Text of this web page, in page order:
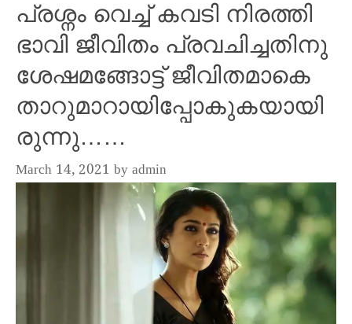
പ്രശ്നം വെച്ച് കവടി നിരത്തി
ഭാവി ജീവിതം പ്രവചിച്ചതിനു
ശേഷമങ്ങോട്ട് ജീവിതമാകെ
താറുമാറായിപ്പോകുകയായി
രുന്നു……
March 14, 2021 by admin